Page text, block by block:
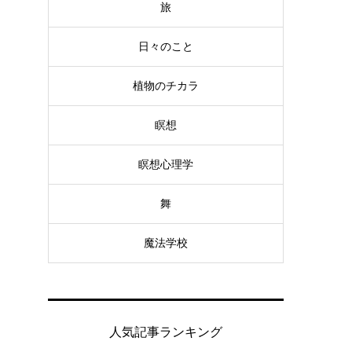
旅
日々のこと
植物のチカラ
瞑想
瞑想心理学
舞
魔法学校
人気記事ランキング